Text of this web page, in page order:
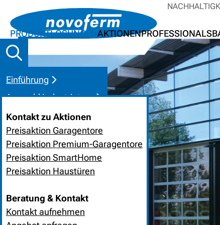
PRODUKTLÖSUNGEN AKTIONENPROFESSIONALS
Einführung
Auswahl Industrietore
Kontakt
Kontakt zu Aktionen
Preisaktion Garagentore
Preisaktion Premium-Garagentore
Preisaktion SmartHome
Preisaktion Haustüren
Beratung & Kontakt
Kontakt aufnehmen